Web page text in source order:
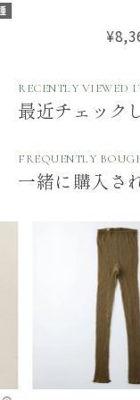
¥
RECENTLY VIEWED
最近チェック
FREQUENTLY
一緒に購入さ